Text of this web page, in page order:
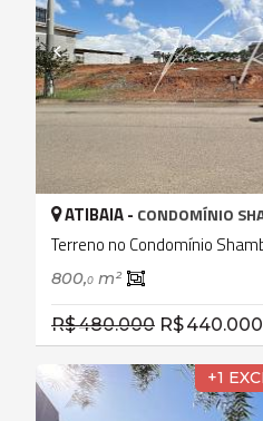
ATIBAIA - CONDOMÍNIO
Terreno no Condomínio
800,0 m²
R$ 480.000 R$
+1